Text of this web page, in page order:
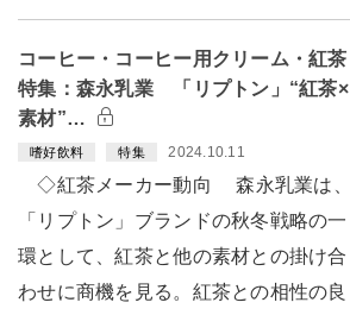
コーヒー・コーヒー用クリーム・紅茶
特集：森永乳業 「リプトン」“紅茶×
素材”…
嗜好飲料 特集 2024.10.11
◇紅茶メーカー動向 森永乳業は、
「リプトン」ブランドの秋冬戦略の一
環として、紅茶と他の素材との掛け合
わせに商機を見る。紅茶との相性の良